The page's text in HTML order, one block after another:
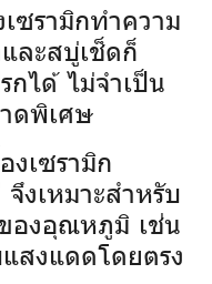
เซรามิกทำความ
ละสบู่เช็ดก็
กได้ ไม่จำเป็น
ดพิเศษ
งเซรามิก
งเหมาะสำหรับ
องอุณหภูมิ เช่น
สงแดดโดยตรง